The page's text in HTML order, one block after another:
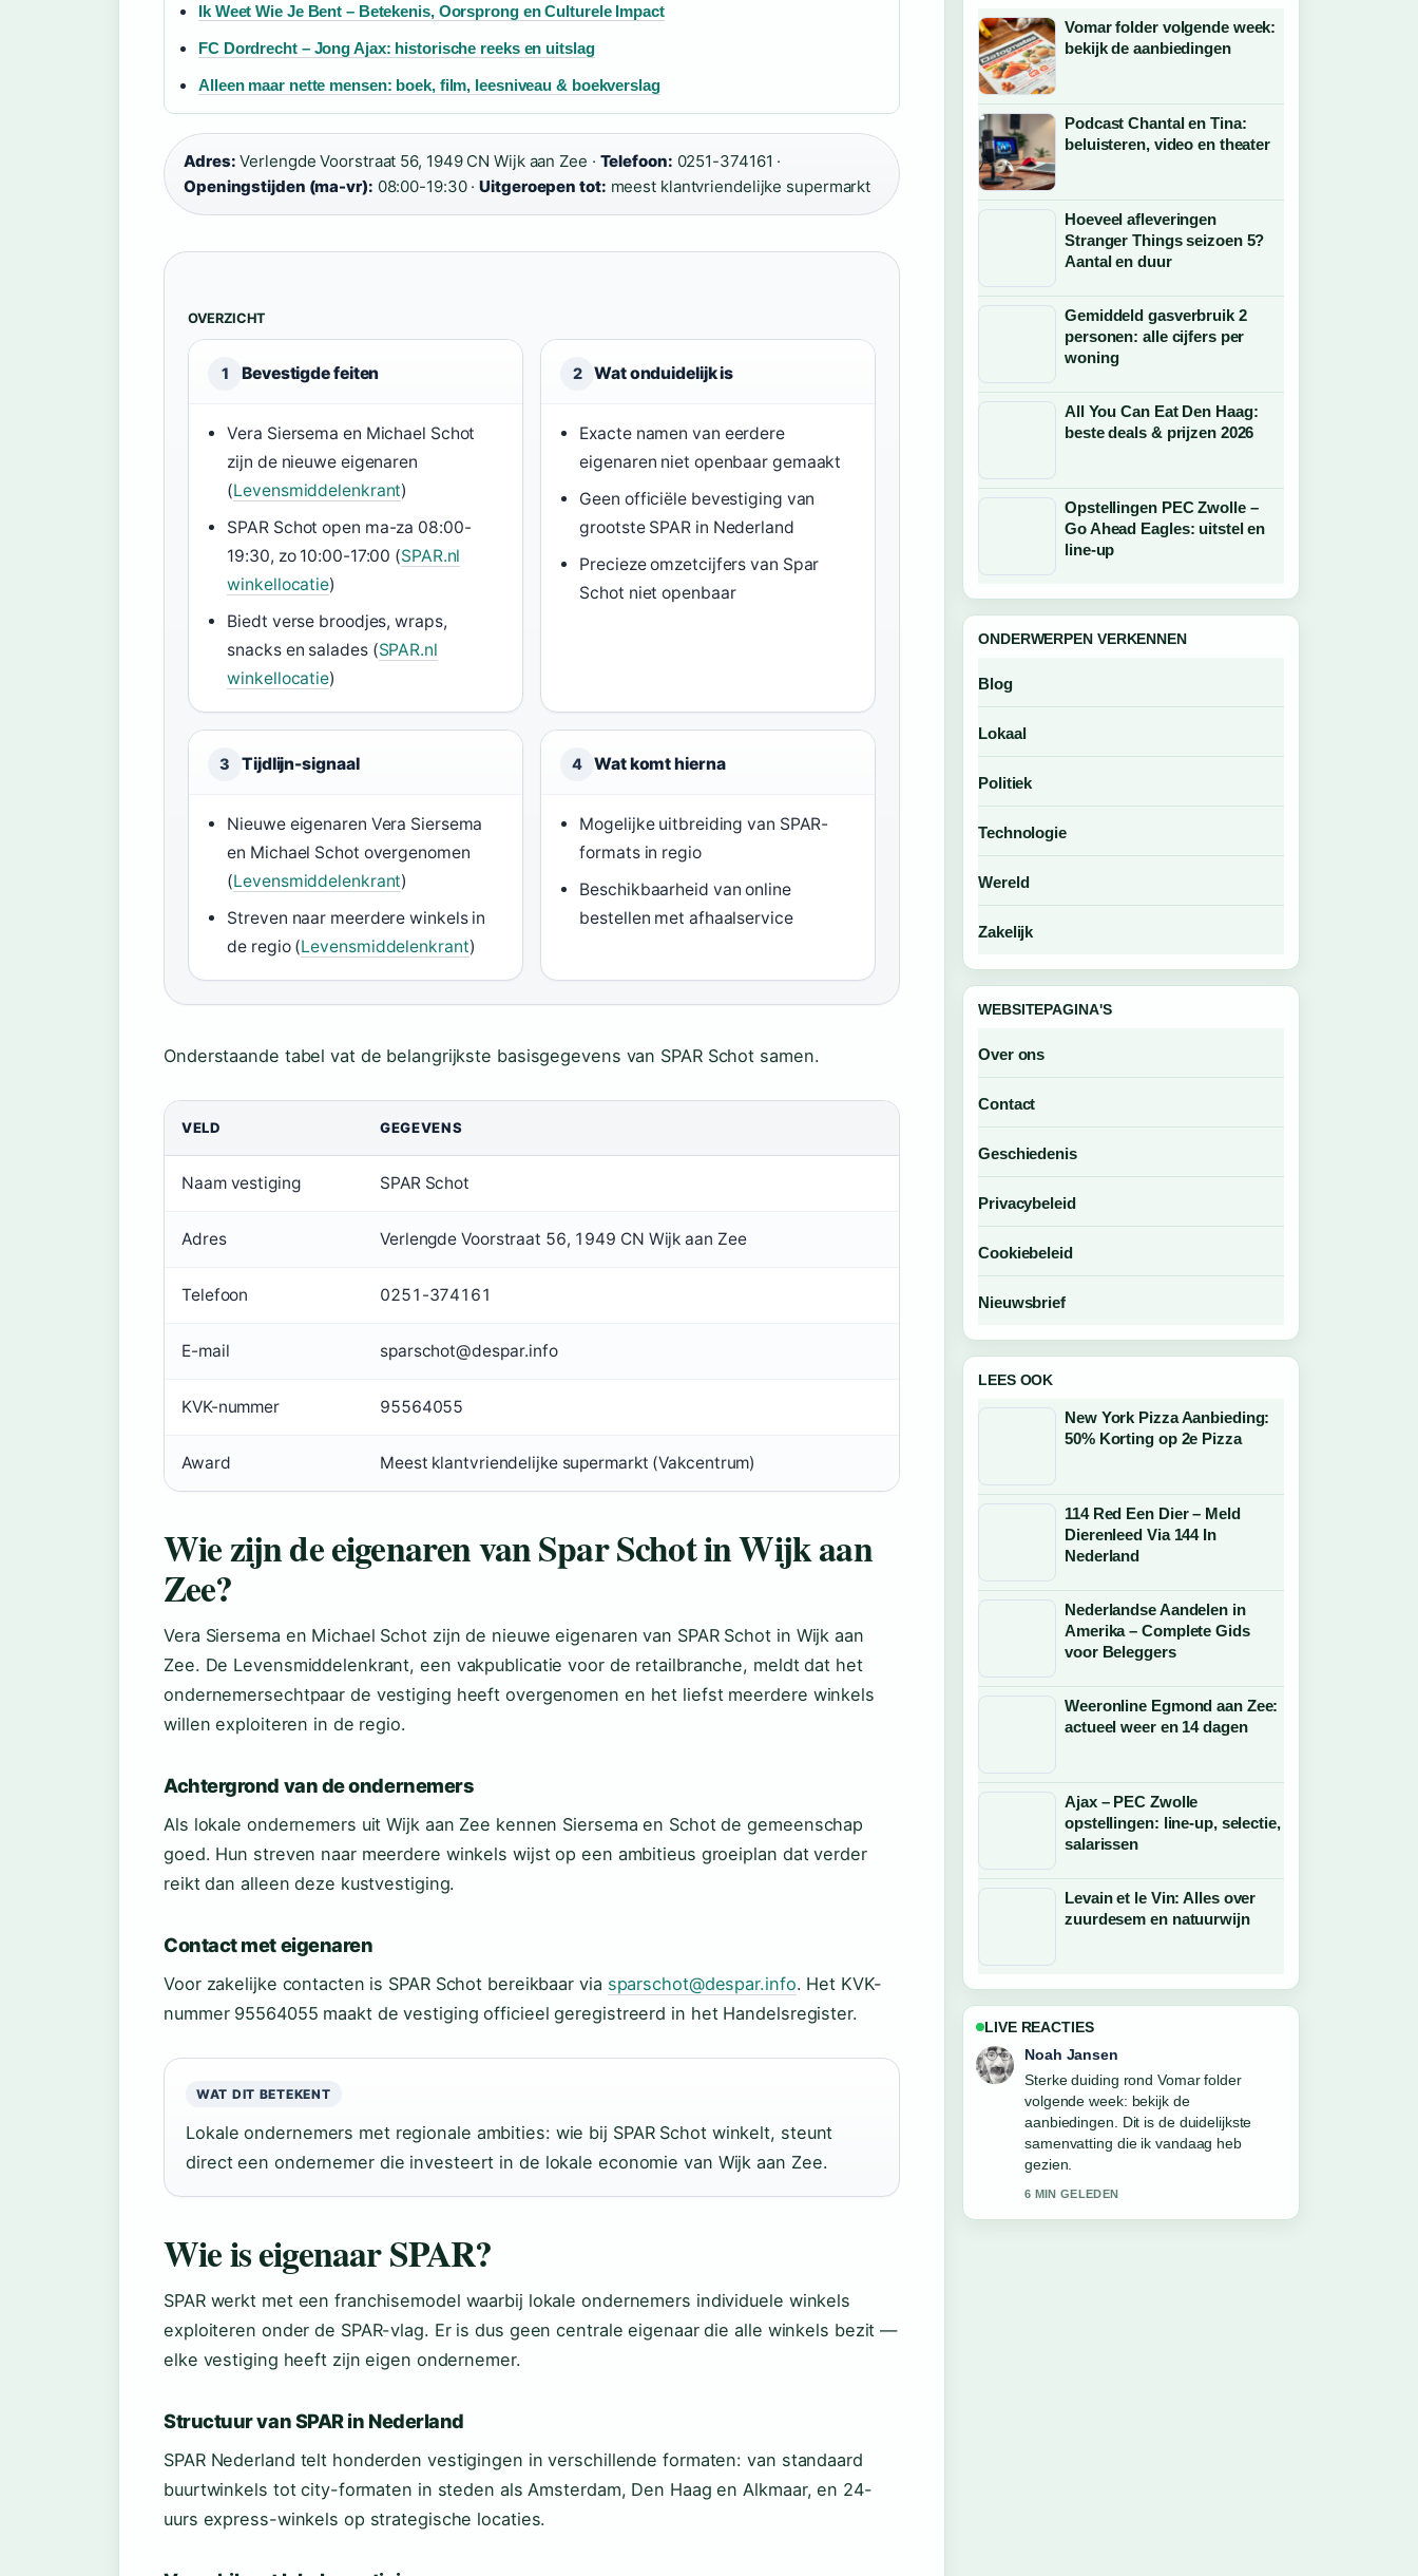
Ik Weet Wie Je Bent – Betekenis, Oorsprong en Culturele Impact
FC Dordrecht – Jong Ajax: historische reeks en uitslag
Alleen maar nette mensen: boek, film, leesniveau & boekverslag
Adres: Verlengde Voorstraat 56, 1949 CN Wijk aan Zee · Telefoon: 0251-374161 ·
Openingstijden (ma-vr): 08:00-19:30 ·Uitgeroepen tot: meest klantvriendelijke supermarkt
OVERZICHT
1 Bevestigde feiten
Vera Siersema en Michael Schot
zijn de nieuwe eigenaren
(Levensmiddelenkrant)
SPAR Schot open ma-za 08:00-
19:30, zo 10:00-17:00 (SPAR.nl
winkellocatie)
Biedt verse broodjes, wraps,
snacks en salades (SPAR.nl
winkellocatie)
2 Wat onduidelijk is
Exacte namen van eerdere
eigenaren niet openbaar gemaakt
Geen officiële bevestiging van
grootste SPAR in Nederland
Precieze omzetcijfers van Spar
Schot niet openbaar
3 Tijdlijn-signaal
Nieuwe eigenaren Vera Siersema
en Michael Schot overgenomen
(Levensmiddelenkrant)
Streven naar meerdere winkels in
de regio (Levensmiddelenkrant)
4 Wat komt hierna
Mogelijke uitbreiding van SPAR-
formats in regio
Beschikbaarheid van online
bestellen met afhaalservice
Onderstaande tabel vat de belangrijkste basisgegevens van SPAR Schot samen.
VELD GEGEVENS
Naam vestiging SPAR Schot
Adres Verlengde Voorstraat 56, 1949 CN Wijk aan Zee
Telefoon 0251-374161
E-mail sparschot@despar.info
KVK-nummer 95564055
Award Meest klantvriendelijke supermarkt (Vakcentrum)
Wie zijn de eigenaren van Spar Schot in Wijk aan
Zee?
Vera Siersema en Michael Schot zijn de nieuwe eigenaren van SPAR Schot in Wijk aan
Zee. De Levensmiddelenkrant, een vakpublicatie voor de retailbranche, meldt dat het
ondernemersechtpaar de vestiging heeft overgenomen en het liefst meerdere winkels
willen exploiteren in de regio.
Achtergrond van de ondernemers
Als lokale ondernemers uit Wijk aan Zee kennen Siersema en Schot de gemeenschap
goed. Hun streven naar meerdere winkels wijst op een ambitieus groeiplan dat verder
reikt dan alleen deze kustvestiging.
Contact met eigenaren
Voor zakelijke contacten is SPAR Schot bereikbaar via sparschot@despar.info. Het KVK-
nummer 95564055 maakt de vestiging officieel geregistreerd in het Handelsregister.
WAT DIT BETEKENT
Lokale ondernemers met regionale ambities: wie bij SPAR Schot winkelt, steunt
direct een ondernemer die investeert in de lokale economie van Wijk aan Zee.
Wie is eigenaar SPAR?
SPAR werkt met een franchisemodel waarbij lokale ondernemers individuele winkels
exploiteren onder de SPAR-vlag. Er is dus geen centrale eigenaar die alle winkels bezit —
elke vestiging heeft zijn eigen ondernemer.
Structuur van SPAR in Nederland
SPAR Nederland telt honderden vestigingen in verschillende formaten: van standaard
buurtwinkels tot city-formaten in steden als Amsterdam, Den Haag en Alkmaar, en 24-
uurs express-winkels op strategische locaties.
Vomar folder volgende week:
bekijk de aanbiedingen
Podcast Chantal en Tina:
beluisteren, video en theater
Hoeveel afleveringen
Stranger Things seizoen 5?
Aantal en duur
Gemiddeld gasverbruik 2
personen: alle cijfers per
woning
All You Can Eat Den Haag:
beste deals & prijzen 2026
Opstellingen PEC Zwolle –
Go Ahead Eagles: uitstel en
line-up
ONDERWERPEN VERKENNEN
Blog
Lokaal
Politiek
Technologie
Wereld
Zakelijk
WEBSITEPAGINA'S
Over ons
Contact
Geschiedenis
Privacybeleid
Cookiebeleid
Nieuwsbrief
LEES OOK
New York Pizza Aanbieding:
50% Korting op 2e Pizza
114 Red Een Dier – Meld
Dierenleed Via 144 In
Nederland
Nederlandse Aandelen in
Amerika – Complete Gids
voor Beleggers
Weeronline Egmond aan Zee:
actueel weer en 14 dagen
Ajax – PEC Zwolle
opstellingen: line-up, selectie,
salarissen
Levain et le Vin: Alles over
zuurdesem en natuurwijn
LIVE REACTIES
Noah Jansen
Sterke duiding rond Vomar folder
volgende week: bekijk de
aanbiedingen. Dit is de duidelijkste
samenvatting die ik vandaag heb
gezien.
6 MIN GELEDEN